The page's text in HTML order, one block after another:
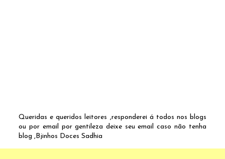
Queridas e queridos leitores ,responderei á todos nos blogs
ou por email por gentileza deixe seu email caso não tenha
blog ,Bjinhos Doces Sadhia